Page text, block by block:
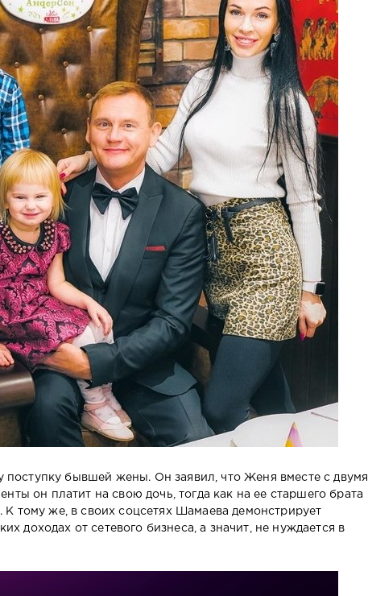
бывшей жены. Он заявил, что Женя вместе с двумя
он платит на свою дочь, тогда как на ее старшего брата
К тому же, в своих соцсетях Шамаева демонстрирует
доходах от сетевого бизнеса, а значит, не нуждается в